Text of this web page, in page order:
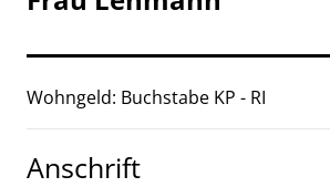
Beschreibung
Wohngeld: Buchstabe KP - RI
Anschrift